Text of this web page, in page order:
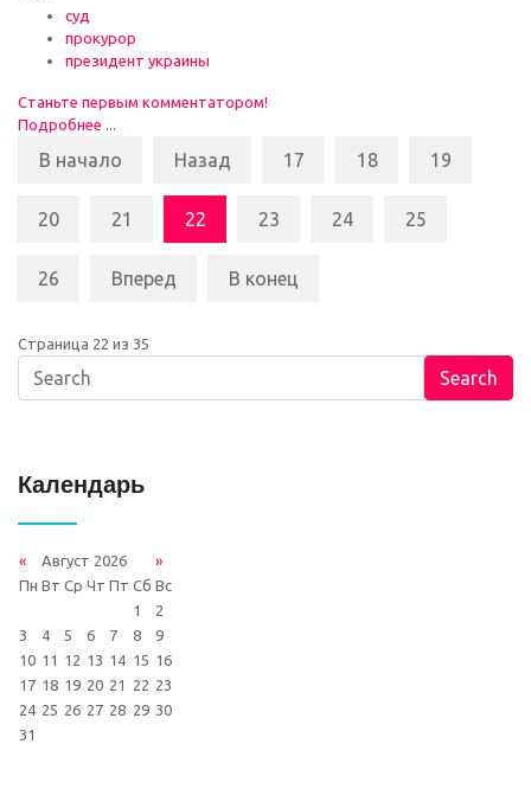
суд
прокурор
президент украины
Станьте первым комментатором!
Подробнее ...
В начало Назад 17 18 19
20 21 22 23 24 25
26 Вперед В конец
Страница 22 из 35
Search
Календарь
« Август 2026
»
Пн Вт Ср Чт Пт Сб Вс
1
2
3
4 5 6 7 8
9
10 11 12 13 14 15 16
17 18 19 20 21 22 23
24 25 26 27 28 29 30
31